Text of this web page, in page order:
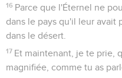
16 Parce que l'Éternel ne
dans le pays qu'il leur avait
dans le désert.
17 Et maintenant, je te prie,
magnifiée, comme tu as